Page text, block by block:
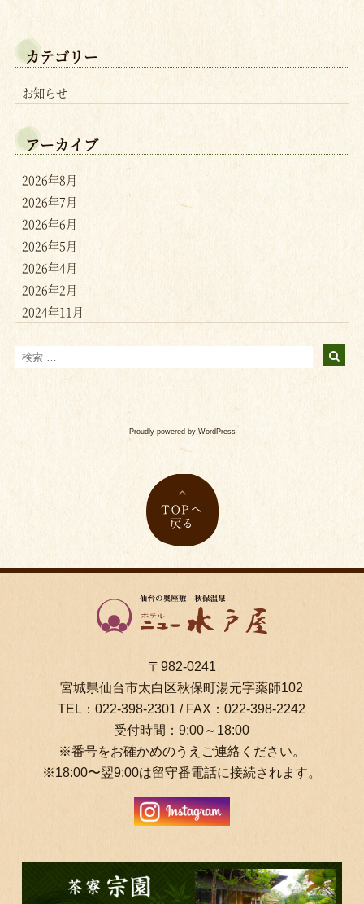
カテゴリー
お知らせ
アーカイブ
2026年8月
2026年7月
2026年6月
2026年5月
2026年4月
2026年2月
2024年11月
Proudly powered by WordPress
〒982-0241
宮城県仙台市太白区秋保町湯元字薬師102
TEL：022-398-2301 / FAX：022-398-2242
受付時間：9:00～18:00
※番号をお確かめのうえご連絡ください。
※18:00〜翌9:00は留守番電話に接続されます。